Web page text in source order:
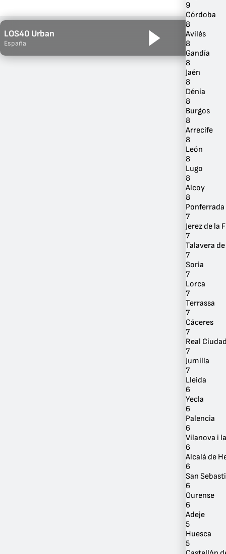
LOS40 Urban
España
9
Córdoba
8
Avilés
8
Gandía
8
Jaén
8
Dénia
8
Burgos
8
Arrecife
8
León
8
Lugo
8
Alcoy
8
Ponferrada
7
Jerez de la
7
Talavera
7
Soria
7
Lorca
7
Terrassa
7
Cáceres
7
Real
7
Jumilla
7
Lleida
6
Yecla
6
Palencia
6
Vilanova i
6
Alcalá de
6
San
6
Ourense
6
Adeje
5
Huesca
5